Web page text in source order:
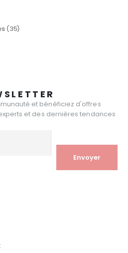
(35)
et bénéficiez d'offres
et des dernières tendances